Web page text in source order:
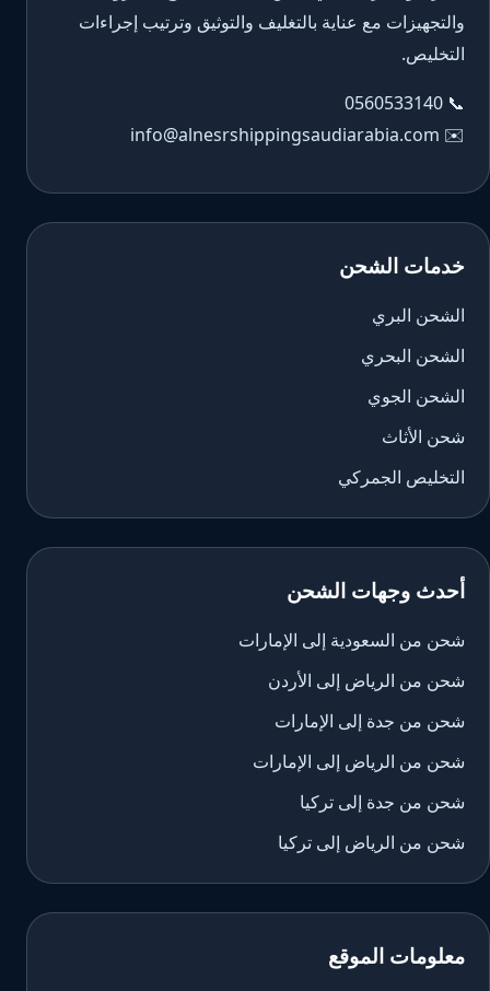
والتجهيزات مع عناية بالتغليف والتوثيق وترتيب إجراءات
التخليص.
📞
0560533140
✉️
info@alnesrshippingsaudiarabia.com
خدمات الشحن
الشحن البري
الشحن البحري
الشحن الجوي
شحن الأثاث
التخليص الجمركي
أحدث وجهات الشحن
شحن من السعودية إلى الإمارات
شحن من الرياض إلى الأردن
شحن من جدة إلى الإمارات
شحن من الرياض إلى الإمارات
شحن من جدة إلى تركيا
شحن من الرياض إلى تركيا
معلومات الموقع